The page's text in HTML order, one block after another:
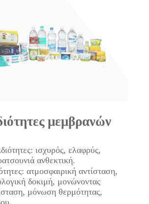
μεμβρανών
ισχυρός, ελαφρύς,
ανθεκτική.
ατμοσφαιρική αντίσταση,
δοκιμή, μονώνοντας
μόνωση θερμότητας,